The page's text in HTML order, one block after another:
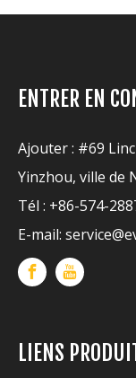
ENTRER EN
Ajouter : #69
Yinzhou, ville de
Tél : +86-574-
E-mail:
LIENS